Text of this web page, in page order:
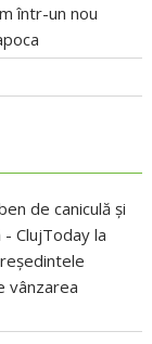
într-un nou
de caniculă și
- ClujToday la
vânzarea